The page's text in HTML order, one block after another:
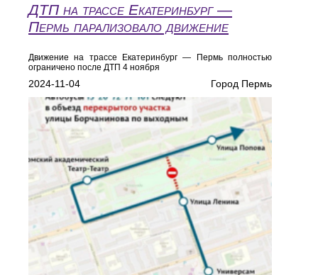
ДТП на трассе Екатеринбург —
Пермь парализовало движение
Движение на трассе Екатеринбург — Пермь полностью
ограничено после ДТП 4 ноября
2024-11-04 Город Пермь